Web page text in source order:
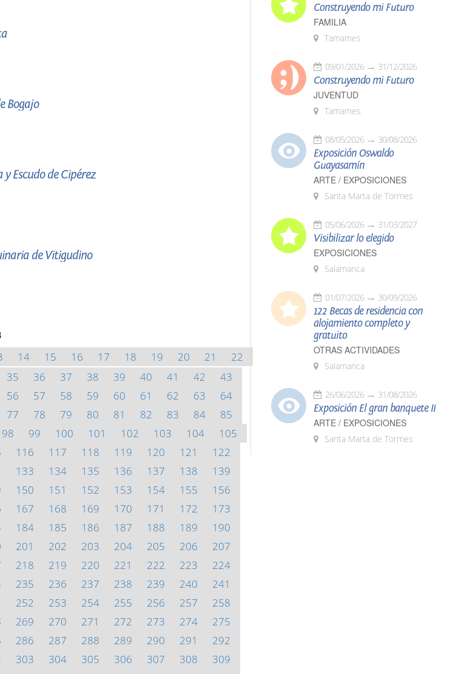
Bogajo
Escudo de Cipérez
de Vitigudino
14 15 16 17 18 19 20 21
22
35 36 37 38 39 40 41 42
43
56 57 58 59 60 61 62 63
64
77 78 79 80 81 82 83 84
85
98 99 100 101 102 103 104
105
116 117 118 119 120 121
122
133 134 135 136 137 138
139
150 151 152 153 154 155
156
167 168 169 170 171 172
173
184 185 186 187 188 189
190
201 202 203 204 205 206
207
218 219 220 221 222 223
224
235 236 237 238 239 240
241
252 253 254 255 256 257
258
269 270 271 272 273 274
275
286 287 288 289 290 291
292
303 304 305 306 307 308
309
Construyendo mi Futuro
FAMILIA
Tamames
09/01/2026 31/12/2026
Construyendo mi Futuro
JUVENTUD
Tamames
08/05/2026 30/08/2026
Exposición Oswaldo
Guayasamín
ARTE / EXPOSICIONES
Santa Marta de Tormes
05/06/2026 31/03/2027
Visibilizar lo elegido
EXPOSICIONES
Salamanca
01/07/2026 30/09/2026
122 Becas de residencia con
alojamiento completo y
gratuito
OTRAS ACTIVIDADES
Salamanca
26/06/2026 31/08/2026
Exposición El gran banquete II
ARTE / EXPOSICIONES
Santa Marta de Tormes